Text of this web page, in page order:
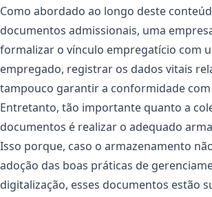
Como abordado ao longo deste
documentos admissionais, uma
formalizar o vínculo empregatício com
empregado, registrar os dados vitais
tampouco garantir a conformidade com
Entretanto, tão importante quanto a
documentos é realizar o adequado
Isso porque, caso o armazenamento
adoção das boas práticas de
digitalização, esses documentos estão